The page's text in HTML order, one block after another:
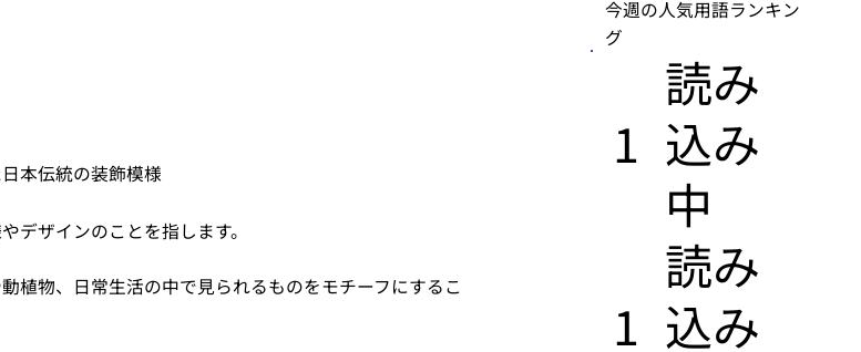
本伝統の装飾模様
デザインのことを指します。
植物、日常生活の中で見られるものをモチーフにするこ
今週の人気用語ランキン
グ
1
​読み
込み
中
1
​読み
込み